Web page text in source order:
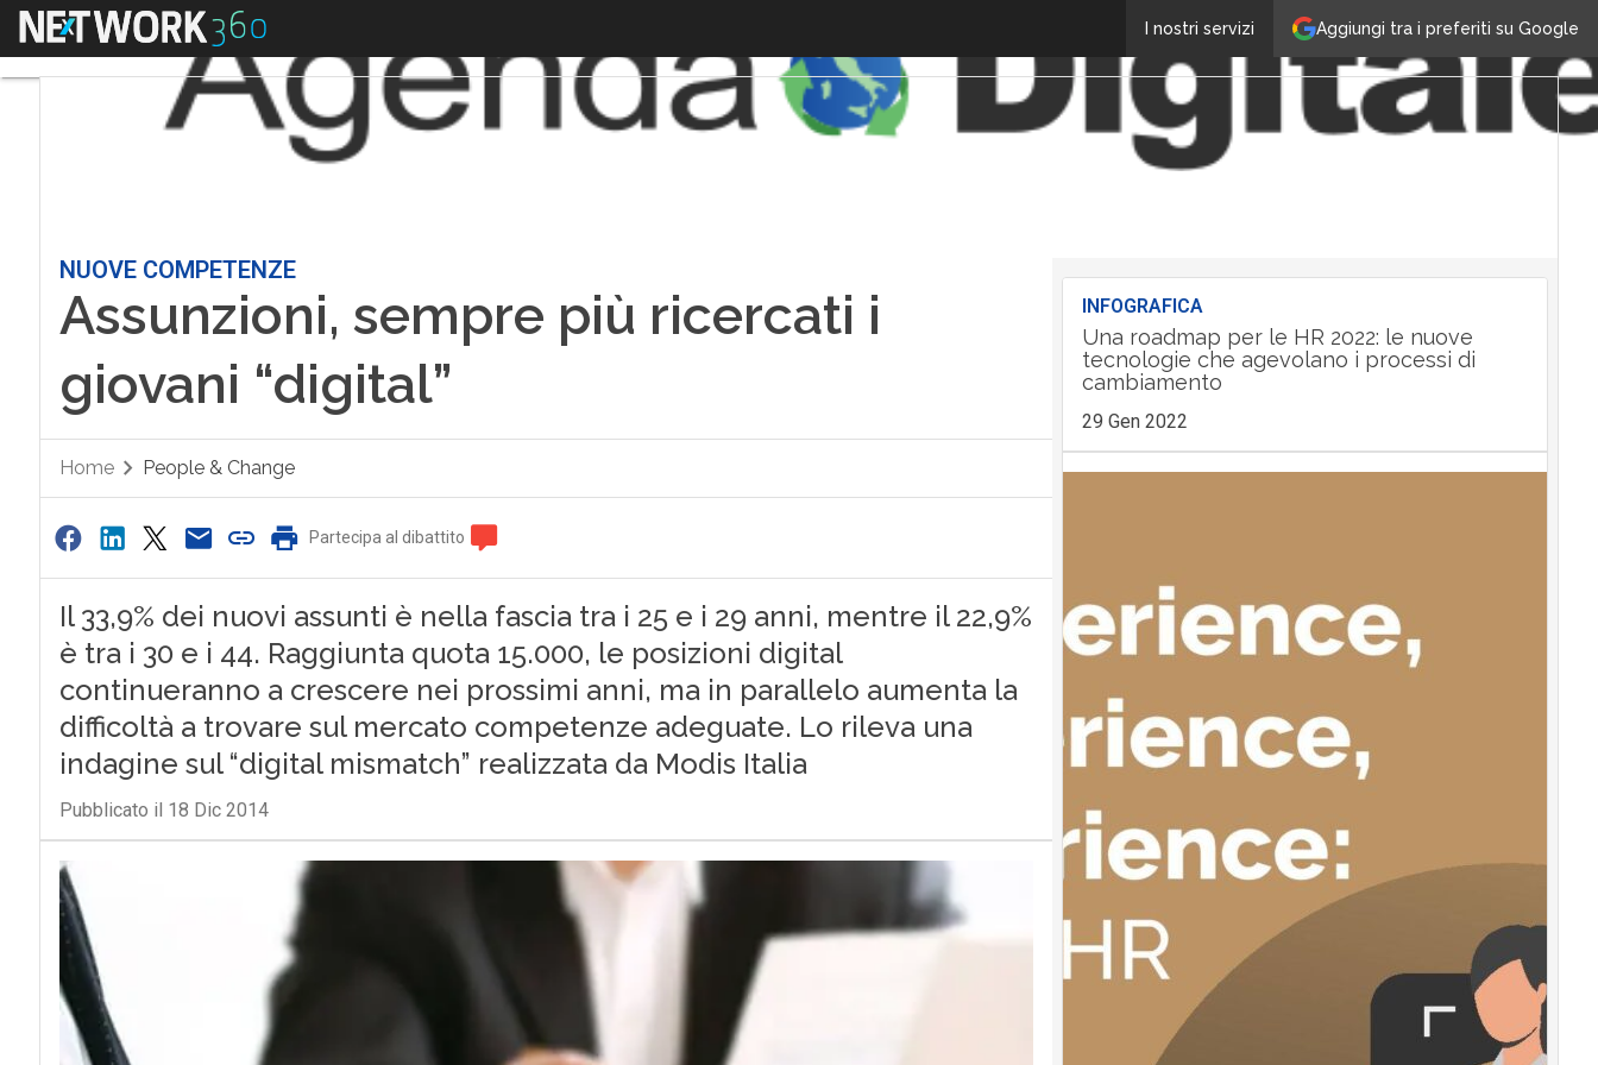
Aggiungi tra i preferiti su Google
I nostri servizi
Menu
NUOVE COMPETENZE
Assunzioni, sempre più ricercati i
giovani “digital”
Home People & Change
Partecipa al dibattito
Il 33,9% dei nuovi assunti è nella fascia tra i 25 e i 29 anni, mentre il 22,9%
è tra i 30 e i 44. Raggiunta quota 15.000, le posizioni digital
continueranno a crescere nei prossimi anni, ma in parallelo aumenta la
difficoltà a trovare sul mercato competenze adeguate. Lo rileva una
indagine sul “digital mismatch” realizzata da Modis Italia
Pubblicato il 18 Dic 2014
INFOGRAFICA
Una roadmap per le HR 2022: le nuove
tecnologie che agevolano i processi di
cambiamento
29 Gen 2022